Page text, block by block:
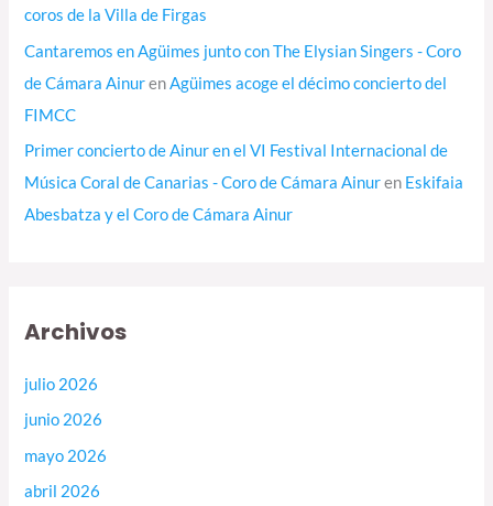
coros de la Villa de Firgas
Cantaremos en Agüimes junto con The Elysian Singers - Coro
de Cámara AinurenAgüimes acoge el décimo concierto del
FIMCC
Primer concierto de Ainur en el VI Festival Internacional de
Música Coral de Canarias - Coro de Cámara Ainuren Eskifaia
Abesbatza y el Coro de Cámara Ainur
Archivos
julio 2026
junio 2026
mayo 2026
abril 2026